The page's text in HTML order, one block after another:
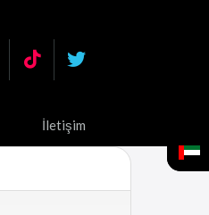
İletişim